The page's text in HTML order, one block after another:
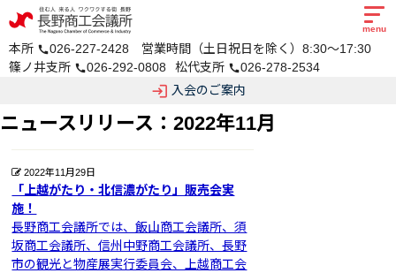
本所 call026-227-2428 営業時間（土日祝日を除く）8:30～17:30
篠ノ井支所 call026-292-0808 松代支所 call026-278-2534
login 入会のご案内
menu
ニュースリリース：2022年11月
2022年11月29日
「上越がたり・北信濃がたり」販売会実
施！
長野商工会議所では、飯山商工会議所、須
坂商工会議所、信州中野商工会議所、長野
市の観光と物産展実行委員会、上越商工会